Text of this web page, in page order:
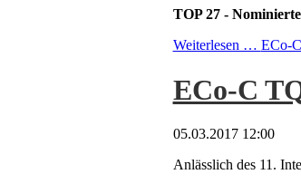
TOP 27 -
Weiterlesen … ECo-
ECo-C
05.03.2017 12:00
Anlässlich des 11.